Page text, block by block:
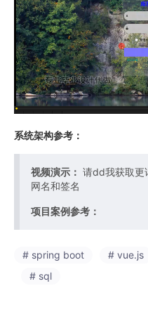
系统架构参考：
视频演示： 请dd我获取更
网名和签名
项目案例参考：
# spring boot # vue.js
# sql